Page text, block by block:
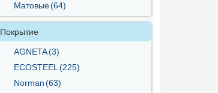
Матовые(64)
Покрытие
AGNETA(3)
ECOSTEEL(225)
Norman(63)